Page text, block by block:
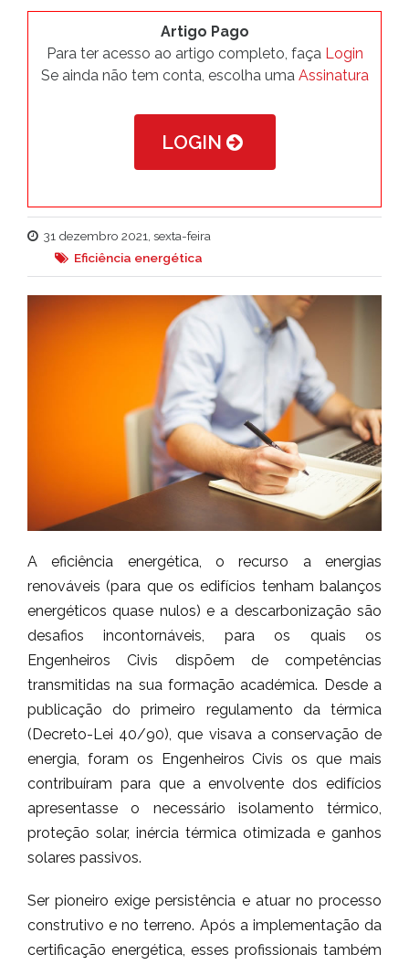
Artigo Pago
Para ter acesso ao artigo completo, faça Login
Se ainda não tem conta, escolha uma Assinatura
LOGIN
31 dezembro 2021, sexta-feira
Eficiência energética
A eficiência energética, o recurso a energias
renováveis (para que os edifícios tenham balanços
energéticos quase nulos) e a descarbonização são
desafios incontornáveis, para os quais os
Engenheiros Civis dispõem de competências
transmitidas na sua formação académica. Desde a
publicação do primeiro regulamento da térmica
(Decreto-Lei 40/90), que visava a conservação de
energia, foram os Engenheiros Civis os que mais
contribuíram para que a envolvente dos edifícios
apresentasse o necessário isolamento térmico,
proteção solar, inércia térmica otimizada e ganhos
solares passivos.
Ser pioneiro exige persistência e atuar no processo
construtivo e no terreno. Após a implementação da
certificação energética, esses profissionais também